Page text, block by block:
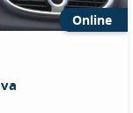
Online